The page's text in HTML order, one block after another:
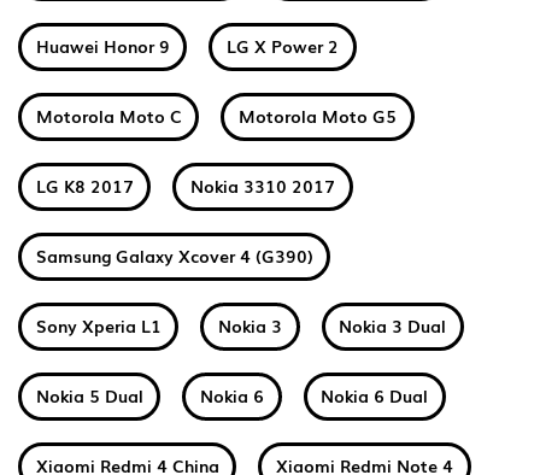
Huawei Honor 9 LG X Power 2
Motorola Moto C Motorola Moto G5
LG K8 2017 Nokia 3310 2017
Samsung Galaxy Xcover 4 (G390)
Sony Xperia L1 Nokia 3 Nokia 3 Dual
Nokia 5 Dual Nokia 6 Nokia 6 Dual
Xiaomi Redmi 4 China Xiaomi Redmi Note 4